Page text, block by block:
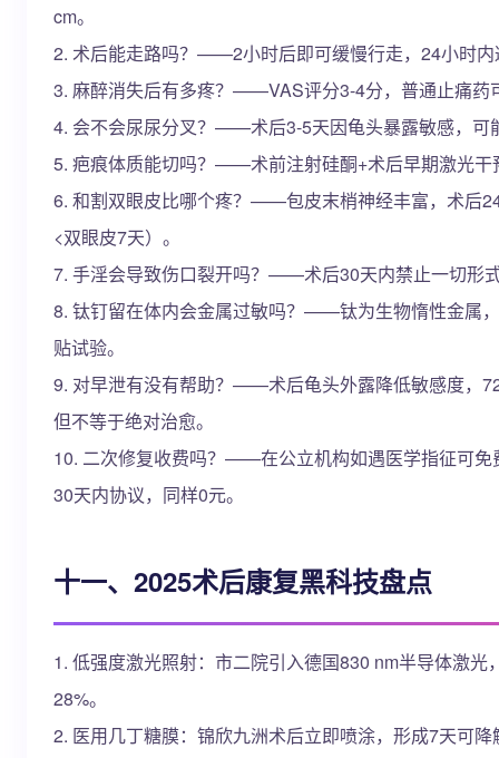
cm。
2. 术后能走路吗？——2小时后即可缓慢行走，24小时内
3. 麻醉消失后有多疼？——VAS评分3-4分，普通止痛药
4. 会不会尿尿分叉？——术后3-5天因龟头暴露敏感，可
5. 疤痕体质能切吗？——术前注射硅酮+术后早期激光干
6. 和割双眼皮比哪个疼？——包皮末梢神经丰富，术后
<双眼皮7天）。
7. 手淫会导致伤口裂开吗？——术后30天内禁止一切形
8. 钛钉留在体内会金属过敏吗？——钛为生物惰性金属
贴试验。
9. 对早泄有没有帮助？——术后龟头外露降低敏感度，
但不等于绝对治愈。
10. 二次修复收费吗？——在公立机构如遇医学指征可免
30天内协议，同样0元。
十一、2025术后康复黑科技盘点
1. 低强度激光照射：市二院引入德国830 nm半导体激
28%。
2. 医用几丁糖膜：锦欣九洲术后立即喷涂，形成7天可